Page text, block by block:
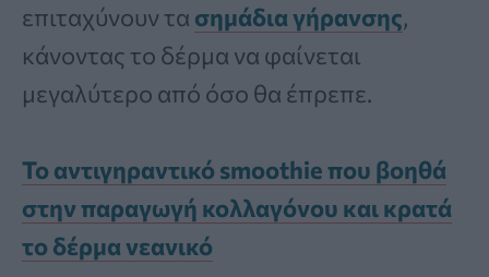
επιταχύνουν τα σημάδια γήρανσης,
κάνοντας το δέρμα να φαίνεται
μεγαλύτερο από όσο θα έπρεπε.
Το αντιγηραντικό smoothie που βοηθά
στην παραγωγή κολλαγόνου και κρατά
το δέρμα νεανικό